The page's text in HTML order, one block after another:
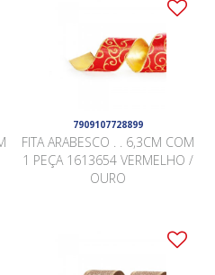
7909107728899
FITA ARABESCO . . 6,3CM COM
1 PEÇA 1613654 VERMELHO /
OURO